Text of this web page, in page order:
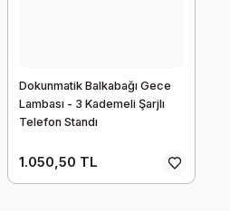
Dokunmatik Balkabağı Gece
Lambası - 3 Kademeli Şarjlı
Telefon Standı
1.050,50 TL